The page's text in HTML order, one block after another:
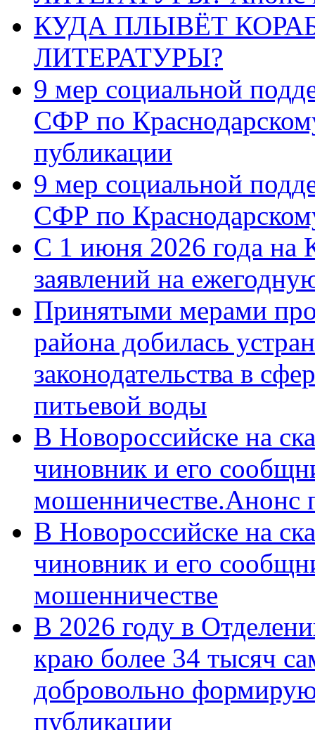
КУДА ПЛЫВЁТ
ЛИТЕРАТУРЫ?
9 мер социальной
СФР по
публикации
9 мер социальной
СФР по
С 1 июня 2026 года на
заявлений на
Принятыми мерами
района добилась
законодательства в
питьевой воды
В Новороссийске на
чиновник и его
мошенничестве.Анонс
В Новороссийске на
чиновник и его
мошенничестве
В 2026 году в
краю более 34 тысяч
добровольно
публикации